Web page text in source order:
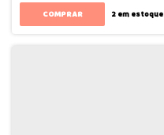
COMPRAR 2em estoque